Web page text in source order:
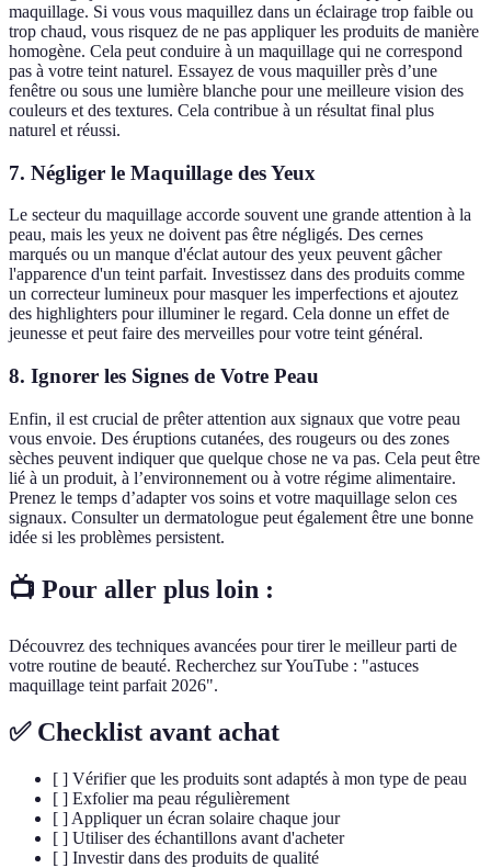
maquillage. Si vous vous maquillez dans un éclairage trop faible ou
trop chaud, vous risquez de ne pas appliquer les produits de manière
homogène. Cela peut conduire à un maquillage qui ne correspond
pas à votre teint naturel. Essayez de vous maquiller près d’une
fenêtre ou sous une lumière blanche pour une meilleure vision des
couleurs et des textures. Cela contribue à un résultat final plus
naturel et réussi.
7. Négliger le Maquillage des Yeux
Le secteur du maquillage accorde souvent une grande attention à la
peau, mais les yeux ne doivent pas être négligés. Des cernes
marqués ou un manque d'éclat autour des yeux peuvent gâcher
l'apparence d'un teint parfait. Investissez dans des produits comme
un correcteur lumineux pour masquer les imperfections et ajoutez
des highlighters pour illuminer le regard. Cela donne un effet de
jeunesse et peut faire des merveilles pour votre teint général.
8. Ignorer les Signes de Votre Peau
Enfin, il est crucial de prêter attention aux signaux que votre peau
vous envoie. Des éruptions cutanées, des rougeurs ou des zones
sèches peuvent indiquer que quelque chose ne va pas. Cela peut être
lié à un produit, à l’environnement ou à votre régime alimentaire.
Prenez le temps d’adapter vos soins et votre maquillage selon ces
signaux. Consulter un dermatologue peut également être une bonne
idée si les problèmes persistent.
📺 Pour aller plus loin :
Découvrez des techniques avancées pour tirer le meilleur parti de
votre routine de beauté. Recherchez sur YouTube : "astuces
maquillage teint parfait 2026".
✅ Checklist avant achat
[ ] Vérifier que les produits sont adaptés à mon type de peau
[ ] Exfolier ma peau régulièrement
[ ] Appliquer un écran solaire chaque jour
[ ] Utiliser des échantillons avant d'acheter
[ ] Investir dans des produits de qualité